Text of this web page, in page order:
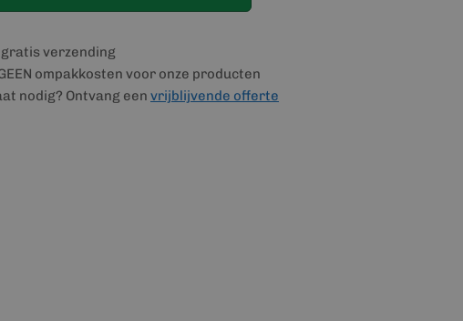
verzending
ompakkosten voor onze producten
nodig? Ontvang een vrijblijvende offerte